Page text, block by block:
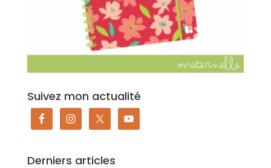
Suivez mon actualité
Derniers articles